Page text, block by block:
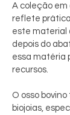
A coleção em
reflete
este material
depois do
essa matéria
recursos.
O osso
biojoias,